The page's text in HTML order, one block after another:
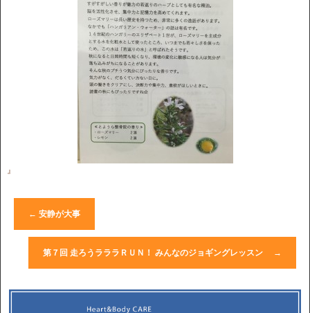
』
← 安静が大事
第７回 走ろうラララＲＵＮ！ みんなのジョギングレッスン →